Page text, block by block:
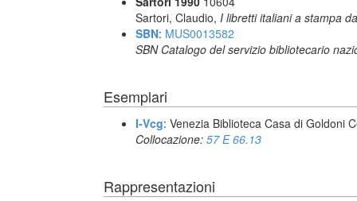
Sartori, Claudio, I libretti italiani a stampa
SBN: MUS0013582
SBN Catalogo del servizio bibliotecario
Esemplari
I-Vcg: Venezia Biblioteca Casa di Goldoni
Collocazione: 57 E 66.13
Rappresentazioni